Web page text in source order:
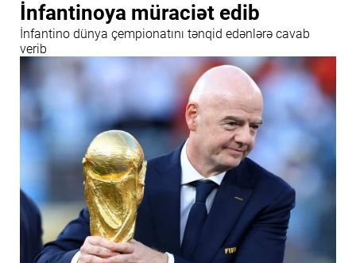
İnfantinoya müraciət edib
İnfantino dünya çempionatını tənqid edənlərə cavab
verib